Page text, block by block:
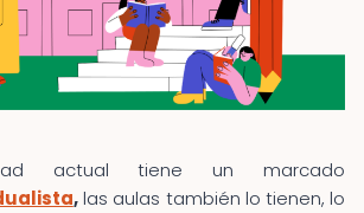
actual tiene un marcado
,las aulas también lo tienen, lo